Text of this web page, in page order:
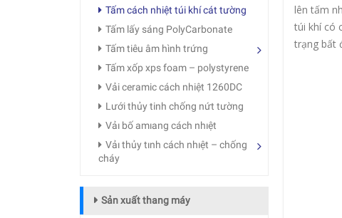
lên tấm
túi khí có
trạng bất
Tấm cách nhiệt túi khí cát tường
Tấm lấy sáng PolyCarbonate
Tấm tiêu âm hình trứng
Tấm xốp xps foam – polystyrene
Vải ceramic cách nhiệt 1260DC
Lưới thủy tinh chống nứt tường
Vảı bố amıang cách nhıệt
Vảı thủy tınh cách nhıệt – chống
cháy
Sản xuất thang máy